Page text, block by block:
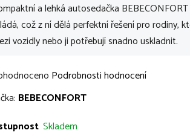
a lehká autosedačka
což z ní dělá perfektní řešení pro rodiny,
vozidly nebo ji potřebují snadno uskladnit.
Podrobnosti hodnocení
BEBECONFORT
Skladem